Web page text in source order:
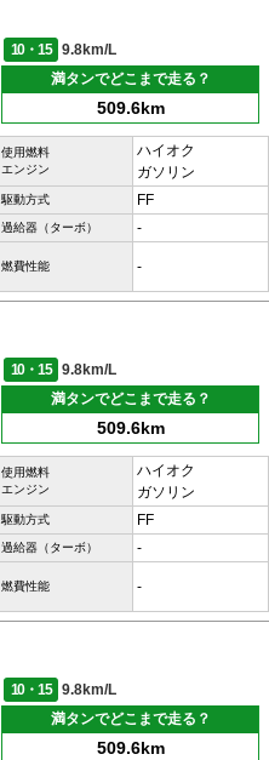
10・15
9.8km/L
満タンでどこまで走る？
509.6km
使用燃料
エンジン
ハイオク
ガソリン
駆動方式 FF
過給器（ターボ） -
燃費性能 -
10・15
9.8km/L
満タンでどこまで走る？
509.6km
使用燃料
エンジン
ハイオク
ガソリン
駆動方式 FF
過給器（ターボ） -
燃費性能 -
10・15
9.8km/L
満タンでどこまで走る？
509.6km